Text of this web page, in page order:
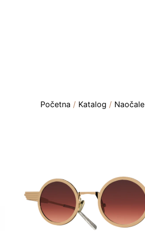
Početna / Katalog / Naočale